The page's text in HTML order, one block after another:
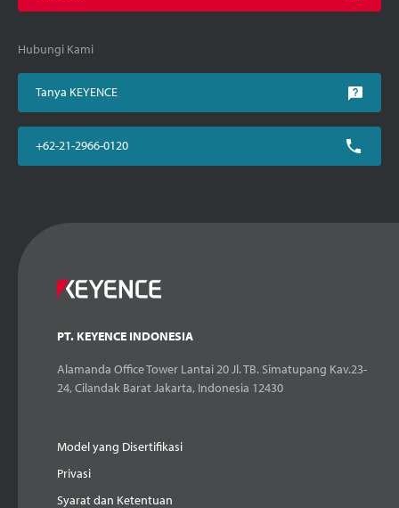
Hubungi Kami
Tanya KEYENCE
+62-21-2966-0120
PT. KEYENCE INDONESIA
Alamanda Office Tower Lantai 20 Jl. TB. Simatupang Kav.23-
24, Cilandak Barat Jakarta, Indonesia 12430
Model yang Disertifikasi
Privasi
Syarat dan Ketentuan